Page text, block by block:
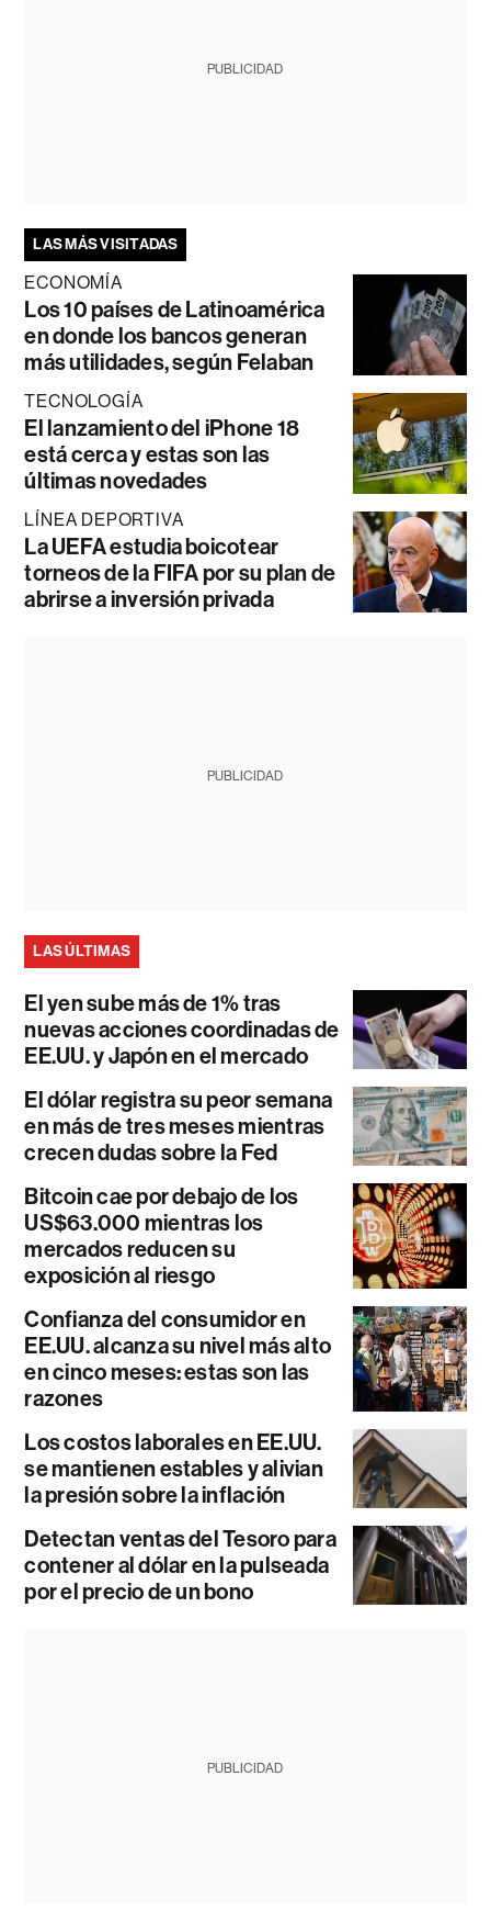
PUBLICIDAD
LAS MÁS VISITADAS
ECONOMÍA
Los 10 países de Latinoamérica
en donde los bancos generan
más utilidades, según Felaban
TECNOLOGÍA
El lanzamiento del iPhone 18
está cerca y estas son las
últimas novedades
LÍNEA DEPORTIVA
La UEFA estudia boicotear
torneos de la FIFA por su plan de
abrirse a inversión privada
PUBLICIDAD
LAS ÚLTIMAS
El yen sube más de 1% tras
nuevas acciones coordinadas de
EE.UU. y Japón en el mercado
El dólar registra su peor semana
en más de tres meses mientras
crecen dudas sobre la Fed
Bitcoin cae por debajo de los
US$63.000 mientras los
mercados reducen su
exposición al riesgo
Confianza del consumidor en
EE.UU. alcanza su nivel más alto
en cinco meses: estas son las
razones
Los costos laborales en EE.UU.
se mantienen estables y alivian
la presión sobre la inflación
Detectan ventas del Tesoro para
contener al dólar en la pulseada
por el precio de un bono
PUBLICIDAD